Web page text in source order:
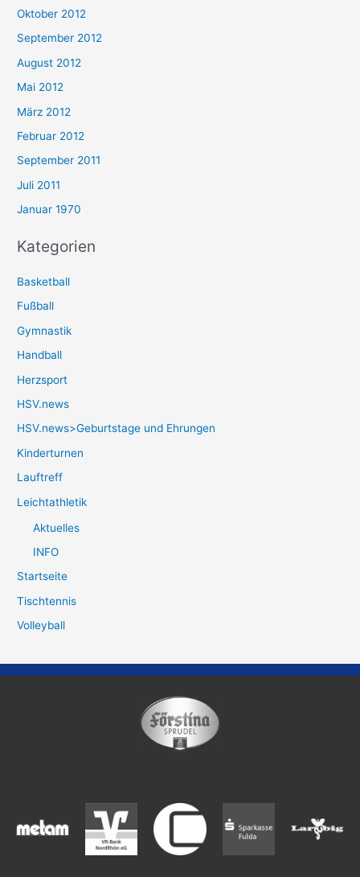
Oktober 2012
September 2012
August 2012
Mai 2012
März 2012
Februar 2012
September 2011
Juli 2011
Januar 1970
Kategorien
Basketball
Fußball
Gymnastik
Handball
Herzsport
HSV.news
HSV.news>Geburtstage und Ehrungen
Kinderturnen
Lauftreff
Leichtathletik
Aktuelles
INFO
Startseite
Tischtennis
Volleyball